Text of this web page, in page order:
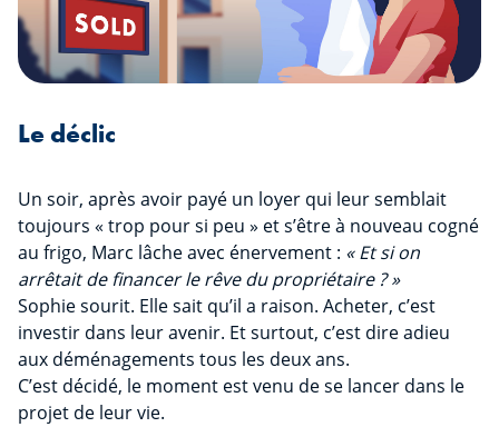
Le déclic
Un soir, après avoir payé un loyer qui leur semblait
toujours « trop pour si peu » et s’être à nouveau cogné
au frigo, Marc lâche avec énervement : « Et si on
arrêtait de financer le rêve du propriétaire ? »
Sophie sourit. Elle sait qu’il a raison. Acheter, c’est
investir dans leur avenir. Et surtout, c’est dire adieu
aux déménagements tous les deux ans.
C’est décidé, le moment est venu de se lancer dans le
projet de leur vie.